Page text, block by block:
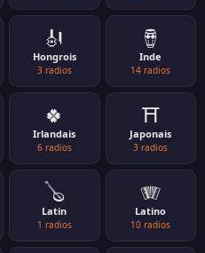
🎻
Hongrois
3 radios
🪘
Inde
14 radios
🍀
Irlandais
6 radios
⛩️
Japonais
3 radios
🪕
Latin
1 radios
🪗
Latino
10 radios